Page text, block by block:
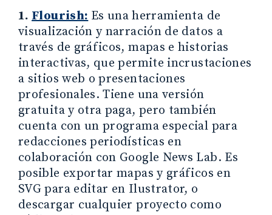
1. Flourish: Es una herramienta de
visualización y narración de datos a
través de gráficos, mapas e historias
interactivas, que permite incrustaciones
a sitios web o presentaciones
profesionales. Tiene una versión
gratuita y otra paga, pero también
cuenta con un programa especial para
redacciones periodísticas en
colaboración con Google News Lab. Es
posible exportar mapas y gráficos en
SVG para editar en Ilustrator, o
descargar cualquier proyecto como